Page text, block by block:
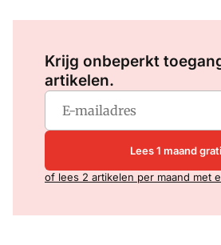
Krijg onbeperkt
artikelen.
Lees 1 maand
of lees 2 artikelen per maand met